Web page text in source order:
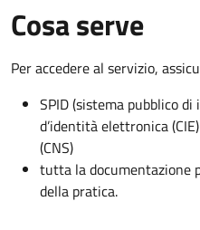
Cosa serve
Per accedere al servizio,
SPID (sistema pubblico
d’identità elettronica
(CNS)
tutta la documentazione
della pratica.